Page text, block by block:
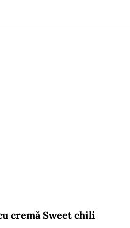
cremă Sweet chili